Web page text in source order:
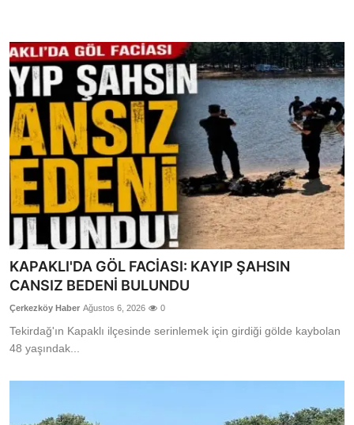
KAPAKLI'DA GÖL FACİASI: KAYIP ŞAHSIN
CANSIZ BEDENİ BULUNDU
Çerkezköy Haber Ağustos 6, 2026 0
Tekirdağ'ın Kapaklı ilçesinde serinlemek için girdiği gölde kaybolan
48 yaşındak...